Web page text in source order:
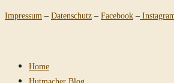
Impressum – Datenschutz – Facebook –
Home